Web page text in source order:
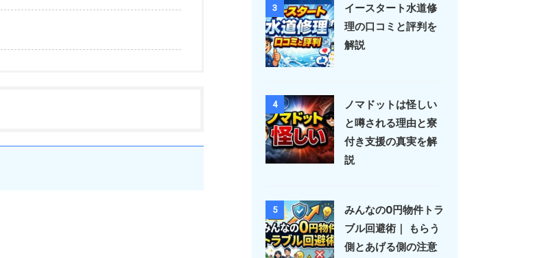
3
イースタート水道修
理の口コミと評判を
解説
4
ノマドットは怪しい
と噂される理由と寮
付き支援の真実を解
説
5
みんなの0円物件トラ
ブル回避術｜ もらう
側とあげる側の注意